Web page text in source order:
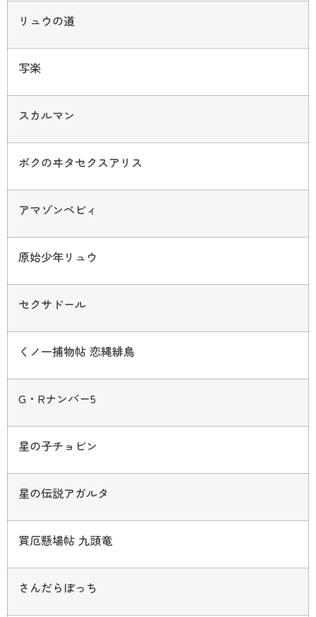
リュウの道
写楽
スカルマン
ボクのヰタセクスアリス
アマゾンベビィ
原始少年リュウ
セクサドール
くノ一捕物帖 恋縄緋鳥
G ・ Rナンバー5
星の子チョビン
星の伝説アガルタ
買厄懸場帖 九頭竜
さんだらぼっち